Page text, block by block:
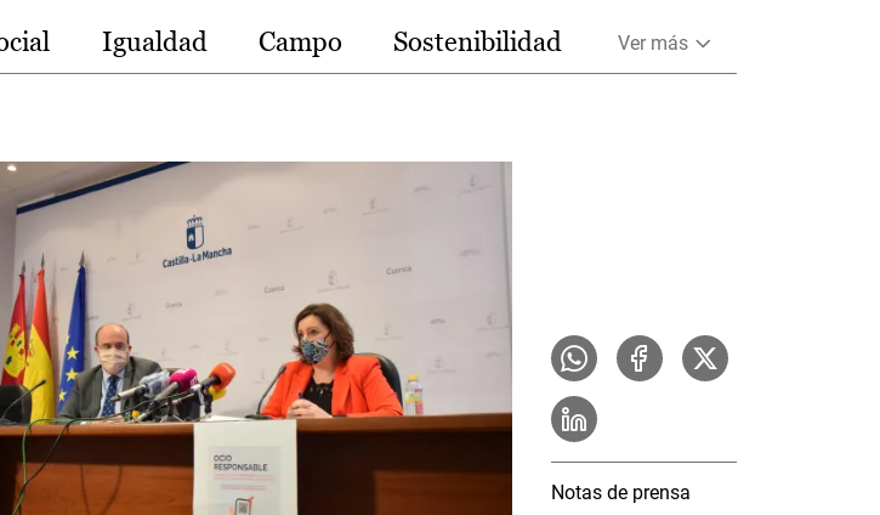
Igualdad Campo Sostenibilidad Ver más
Notas de prensa